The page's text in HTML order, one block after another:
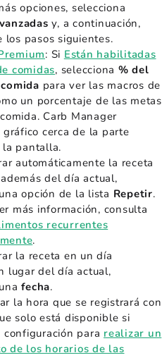
opciones, selecciona
y, a continuación,
los pasos siguientes.
: Si Están habilitadas
comidas, selecciona % del
para ver las macros de
un porcentaje de las metas
Carb Manager
cerca de la parte
la pantalla.
automáticamente la receta
del día actual,
opción de la lista Repetir.
más información, consulta
recurrentes
.
la receta en un día
lugar del día actual,
fecha.
la hora que se registrará con
solo está disponible si
para realizar un
de los horarios de las